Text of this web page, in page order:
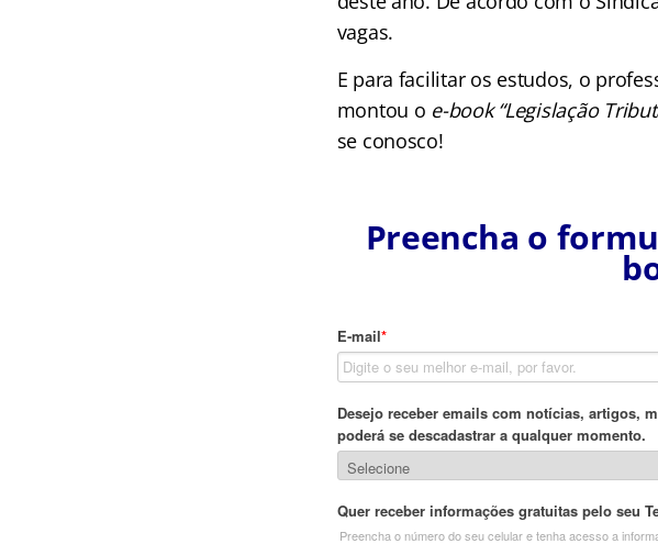
vagas.
E para facilitar os estudos, o
montou o e-book “Legislação
se conosco!
Preencha o